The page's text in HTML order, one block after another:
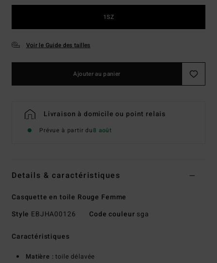
1SZ
Voir le Guide des tailles
Ajouter au panier
Livraison à domicile ou point relais
Prévue à partir du8 août
Details & caractéristiques
Casquette en toile Rouge Femme
Style EBJHA00126 Code couleur sga
Caractéristiques
Matière :toile délavée